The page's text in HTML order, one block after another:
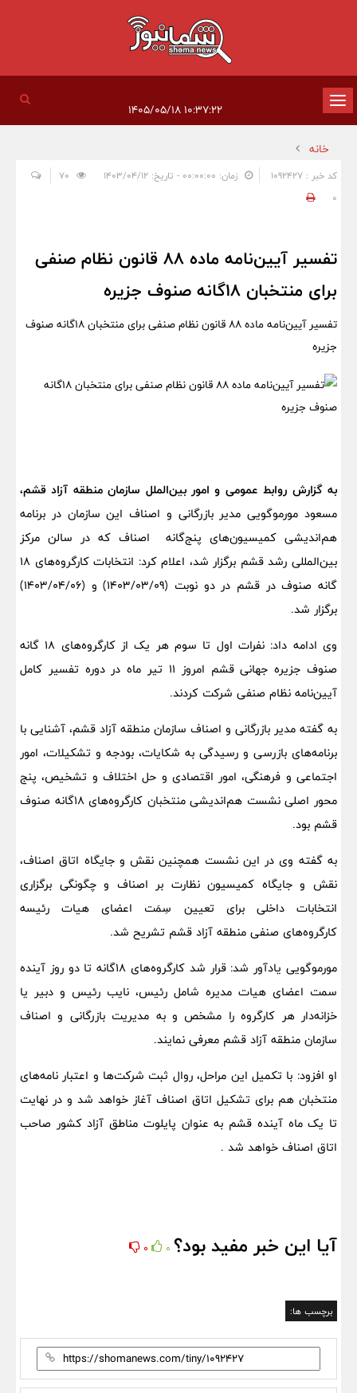
تغییر
وضعیت
ناوبری
۱۰:۳۷:۲۲ ۱۴۰۵/۰۵/۱۸
خانه
کد خبر : 1092427 زمان: ۰۰:۰۰:۰۰ - تاریخ: ۱۴۰۳/۰۴/۱۲
0
تفسیر آیین‌نامه ماده 88 قانون نظام صنفی
برای منتخبان 18‌گانه صنوف جزیره
تفسیر آیین‌نامه ماده 88 قانون نظام صنفی برای منتخبان 18‌گانه صنوف
جزیره
به گزارش روابط عمومی و امور بین‌الملل سازمان منطقه آزاد قشم،
مسعود مورموگویی مدیر بازرگانی و اصناف این سازمان در برنامه
هم‌اندیشی کمیسیون‌های پنج‌گانه اصناف که در سالن مرکز
بین‌المللی رشد قشم برگزار شد، اعلام کرد: انتخابات کارگروه‌های 18
گانه صنوف در قشم در دو نوبت (1403/03/09) و (1403/04/06)
برگزار شد.
وی ادامه داد: نفرات اول تا سوم هر یک از کارگروه‌های 18 گانه
صنوف جزیره جهانی قشم امروز 11 تیر ماه در دوره تفسیر کامل
آیین‌نامه نظام صنفی شرکت کردند.
به گفته مدیر بازرگانی و اصناف سازمان منطقه آزاد قشم، آشنایی با
برنامه‌های بازرسی و رسیدگی به شکایات، بودجه و تشکیلات، امور
اجتماعی و فرهنگی، امور اقتصادی و حل اختلاف و تشخیص، پنج
محور اصلی نشست هم‌اندیشی منتخبان کارگروه‌های 18‌گانه صنوف
قشم بود.
به گفته وی در این نشست همچنین نقش و جایگاه اتاق اصناف،
نقش و جایگاه کمیسیون نظارت بر اصناف و چگونگی برگزاری
انتخابات داخلی برای تعیین سِمَت اعضای هیات رئیسه
کارگروه‌های صنفی منطقه آزاد قشم تشریح شد.
مورموگویی یادآور شد: قرار شد کارگروه‌های 18گانه تا دو روز آینده
سمت اعضای هیات مدیره شامل رئیس، نایب رئیس و دبیر یا
خزانه‌دار هر کارگروه را مشخص و به مدیریت بازرگانی و اصناف
سازمان منطقه آزاد قشم معرفی نمایند.
او افزود: با تکمیل این مراحل، روال ثبت شرکت‌ها و اعتبار نامه‌های
منتخبان هم برای تشکیل اتاق اصناف آغاز خواهد شد و در نهایت
تا یک ماه آینده قشم به عنوان پایلوت مناطق آزاد کشور صاحب
اتاق اصناف خواهد شد .
آیا این خبر مفید بود؟ 0
0
برچسب ها: